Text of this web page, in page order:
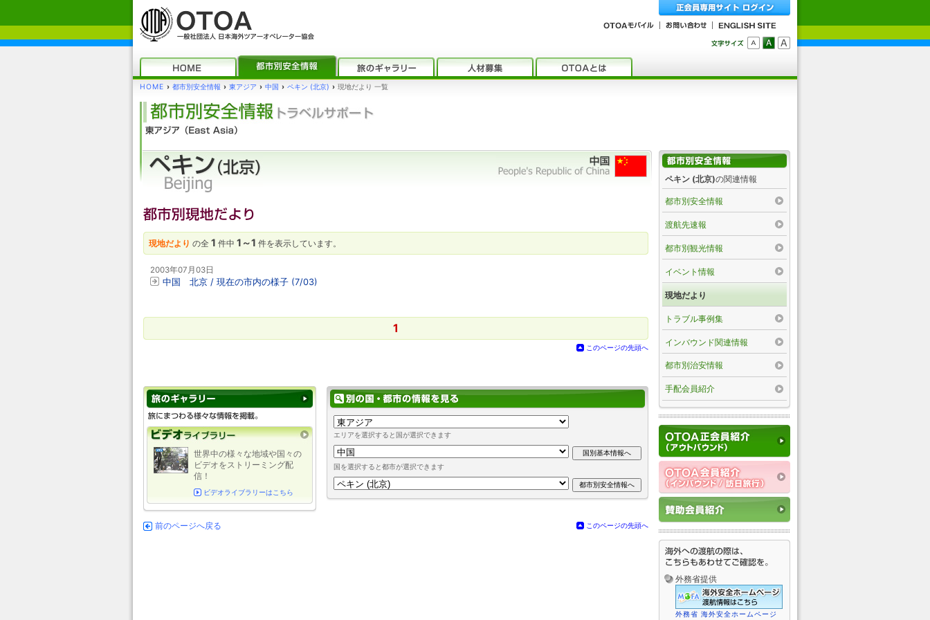
HOME › 都市別安全情報 › 東アジア › 中国 › ペキン (北京) › 現地だより 一覧
現地だより の全 1 件中 1～1 件を表示しています。
2003年07月03日
中国 北京 / 現在の市内の様子 (7/03)
1
このページの先頭へ
エリアを選択すると国が選択できます
国を選択すると都市が選択できます
世界中の様々な地域や国々の
ビデオをストリーミング配
信！
ビデオライブラリーはこちら
前のページへ戻る このページの先頭へ
ペキン (北京)の関連情報
都市別安全情報
渡航先速報
都市別観光情報
イベント情報
現地だより
トラブル事例集
インバウンド関連情報
都市別治安情報
手配会員紹介
外務省提供
外務省 海外安全ホームページ